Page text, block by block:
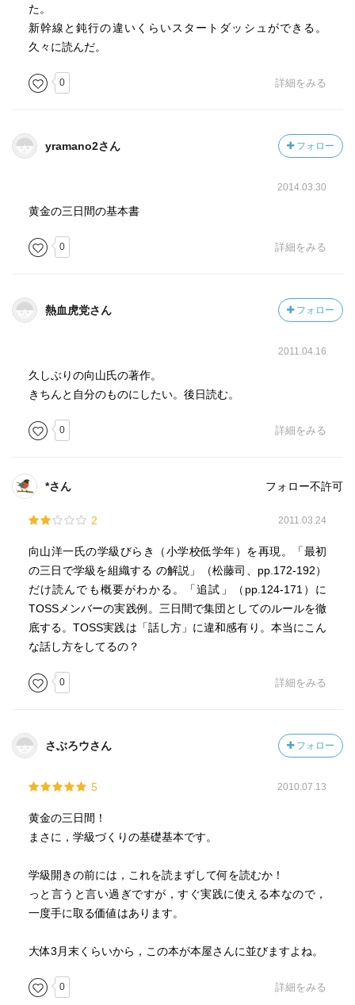
た。
新幹線と鈍行の違いくらいスタートダッシュができる。
久々に読んだ。
0 詳細をみる
yramano2さん フォロー
2014.03.30
黄金の三日間の基本書
0 詳細をみる
熱血虎党さん フォロー
2011.04.16
久しぶりの向山氏の著作。
きちんと自分のものにしたい。後日読む。
0 詳細をみる
*さん フォロー不許可
2 2011.03.24
向山洋一氏の学級びらき（小学校低学年）を再現。「最初
の三日で学級を組織する の解説」（松藤司、pp.172-192）
だけ読んでも概要がわかる。「追試」（pp.124-171）に
TOSSメンバーの実践例。三日間で集団としてのルールを徹
底する。TOSS実践は「話し方」に違和感有り。本当にこん
な話し方をしてるの？
0 詳細をみる
さぶろウさん フォロー
5 2010.07.13
黄金の三日間！
まさに，学級づくりの基礎基本です。
学級開きの前には，これを読まずして何を読むか！
っと言うと言い過ぎですが，すぐ実践に使える本なので，
一度手に取る価値はあります。
大体3月末くらいから，この本が本屋さんに並びますよね。
0 詳細をみる